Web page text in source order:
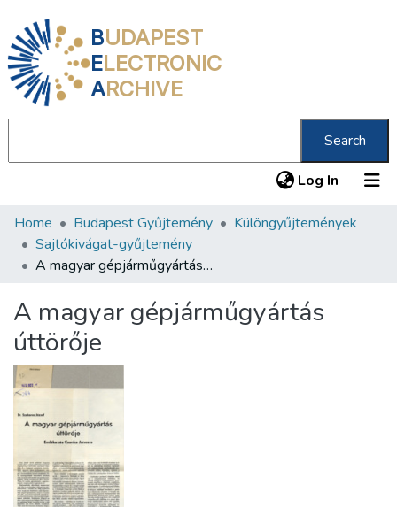
BUDAPEST
ELECTRONIC
ARCHIVE
Search
Log In (current)
Communities & Collections
All of DSpace
About us
Home Budapest Gyűjtemény
Különgyűjtemények
Sajtókivágat-gyűjtemény
A magyar gépjárműgyártás úttörője
A magyar gépjárműgyártás
úttörője